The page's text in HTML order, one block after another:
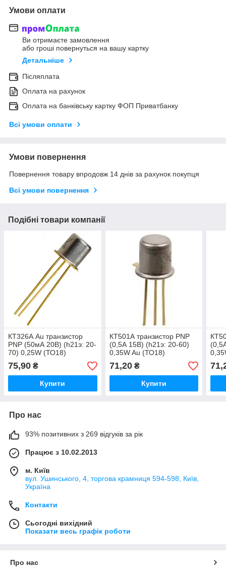
Умови оплати
Ви отримаєте замовлення
або гроші повернуться на вашу картку
Детальніше
Післяплата
Оплата на рахунок
Оплата на банківську картку ФОП Приватбанку
Всі умови оплати
Умови повернення
Повернення товару впродовж 14 днів за рахунок покупця
Всі умови повернення
Подібні товари компанії
КТ326А Au транзистор
PNP (50мА 20В) (h21э: 20-
70) 0,25W (ТО18)
75,90 ₴
Купити
КТ501А транзистор PNP
(0,5А 15В) (h21э: 20-60)
0,35W Au (ТО18)
71,20₴
Купити
Про нас
93% позитивних з 269 відгуків за рік
Працює з 10.02.2013
м. Київ
вул. Ушинського, 4, торгова крамниця 594-598, Київ,
Україна
Контакти
Сьогодні вихідний
Показати весь графік роботи
Про нас